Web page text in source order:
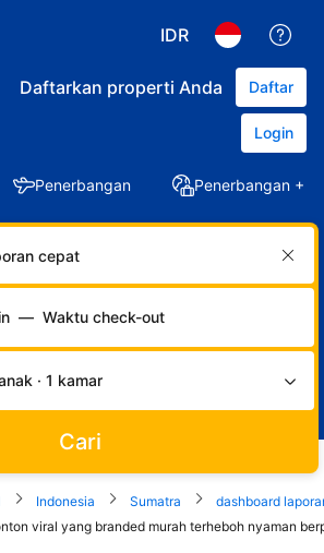
IDR
Daftarkan properti Anda Daftar
Login
Penerbangan Penerbangan +
— Waktu check-out
· 1 kamar
Cari
Indonesia Sumatra
dashboard
viral yang branded murah terheboh nyaman